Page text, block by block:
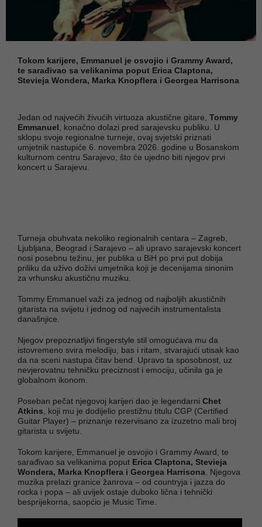
Tokom karijere, Emmanuel je osvojio i Grammy Award,
te sarađivao sa velikanima poput Erica Claptona,
Stevieja Wondera, Marka Knopflera i Georgea Harrisona
Jedan od najvećih živućih virtuoza akustične gitare, Tommy
Emmanuel , konačno dolazi pred sarajevsku publiku. U
sklopu svoje regionalne turneje, ovaj svjetski priznati
umjetnik nastupiće 6. novembra 2026. godine u Bosanskom
kulturnom centru Sarajevo, što će ujedno biti njegov prvi
koncert u Sarajevu.
Turneja obuhvata nekoliko regionalnih centara – Zagreb,
Ljubljana, Beograd i Sarajevo – ali upravo sarajevski koncert
nosi posebnu težinu, jer publika u BiH po prvi put dobija
priliku da uživo doživi umjetnika koji je decenijama sinonim
za vrhunsku akustičnu muziku.
Tommy Emmanuel važi za jednog od najboljih akustičnih
gitarista na svijetu i jednog od najvećih instrumentalista
današnjice.
Njegov prepoznatljivi fingerstyle stil omogućava mu da
istovremeno svira melodiju, bas i ritam, stvarajući utisak kao
da na sceni nastupa čitav bend. Upravo ta sposobnost, uz
nevjerovatnu tehničku preciznost i emociju, učinila ga je
globalnom ikonom.
Poseban pečat njegovoj karijeri dao je legendarni Chet
Atkins , koji mu je dodijelio prestižnu titulu CGP (Certified
Guitar Player) – priznanje rezervisano za izuzetno mali broj
gitarista u svijetu.
Tokom karijere, Emmanuel je osvojio i Grammy Award, te
sarađivao sa velikanima poput Erica Claptona, Stevieja
Wondera, Marka Knopflera i Georgea Harrisona . Njegova
muzika prelazi granice žanrova – od countryja i jazza do
rocka i popa – ali uvijek ostaje duboko lična i tehnički
besprijekorna, saopćio je Music Time.